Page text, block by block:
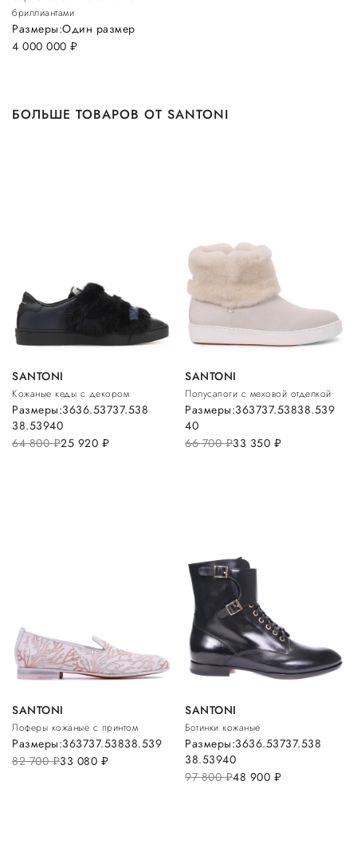
бриллиантами
4 000 000 руб.
Размеры:Один размер
БОЛЬШЕ ТОВАРОВ ОТ SANTONI
SANTONI
Кожаные кеды с декором
64 800руб.25 920 руб.
Размеры:3636.53737.538
38.53940
SANTONI
Полусапоги с меховой отделкой
66 700руб.33 350 руб.
Размеры:363737.53838.539
40
SANTONI
Лоферы кожаные с принтом
82 700руб.33 080 руб.
Размеры:363737.53838.539
SANTONI
Ботинки кожаные
97 800руб.48 900 руб.
Размеры:3636.53737.538
38.53940